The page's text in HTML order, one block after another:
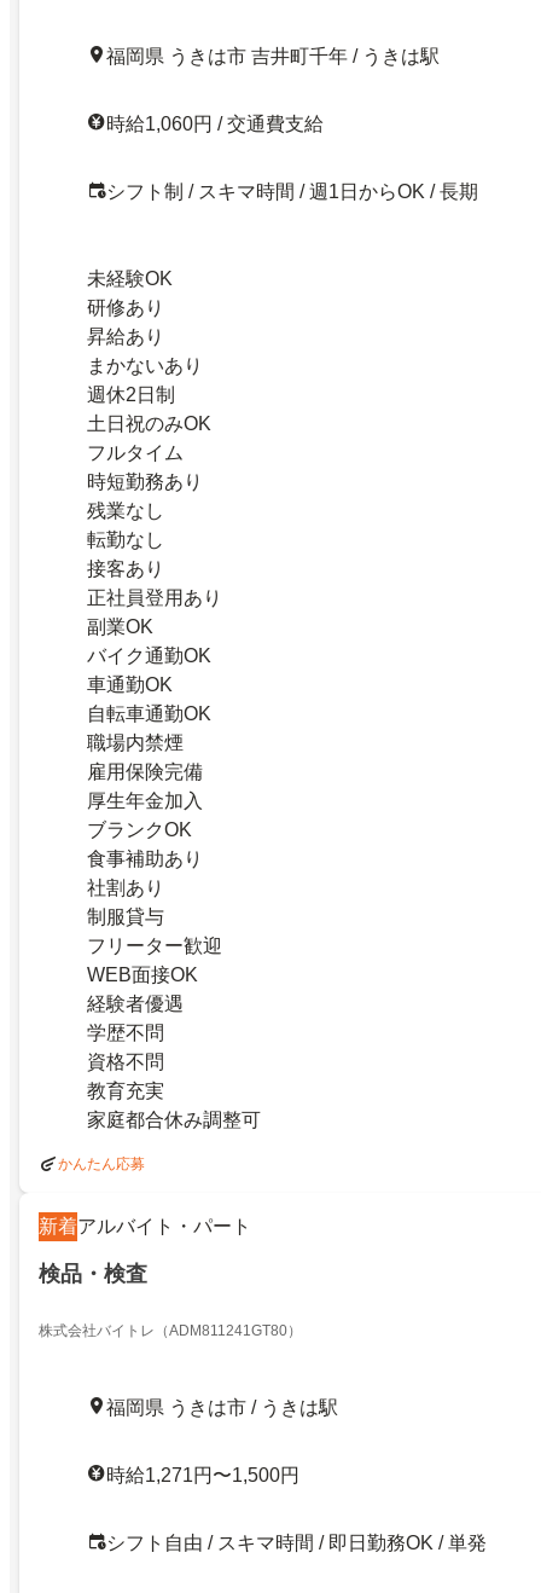
福岡県 うきは市 吉井町千年 / うきは駅
時給1,060円 / 交通費支給
シフト制 / スキマ時間 / 週1日からOK / 長期
未経験OK
研修あり
昇給あり
まかないあり
週休2日制
土日祝のみOK
フルタイム
時短勤務あり
残業なし
転勤なし
接客あり
正社員登用あり
副業OK
バイク通勤OK
車通勤OK
自転車通勤OK
職場内禁煙
雇用保険完備
厚生年金加入
ブランクOK
食事補助あり
社割あり
制服貸与
フリーター歓迎
WEB面接OK
経験者優遇
学歴不問
資格不問
教育充実
家庭都合休み調整可
かんたん応募
新着アルバイト・パート
検品・検査
株式会社バイトレ（ADM811241GT80）
福岡県 うきは市 / うきは駅
時給1,271円〜1,500円
シフト自由 / スキマ時間 / 即日勤務OK / 単発